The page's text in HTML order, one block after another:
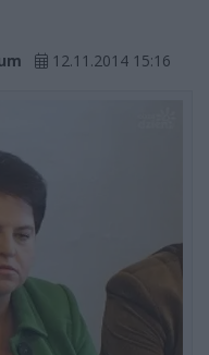
12.11.2014 15:16